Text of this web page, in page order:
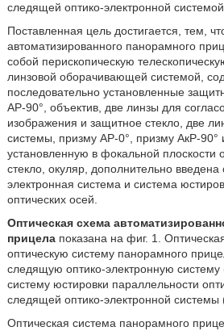
следящей оптико-электронной системой.
Поставленная цель достигается, тем,
автоматизированного панорамного
собой перископическую
линзовой оборачивающей системой,
последовательно установленные
АР-90°, объектив, две линзы для
изображения и защитное стекло, две
системы, призму АР-0°, призму АкР-90°
установленную в фокальной плоскости
стекло, окуляр, дополнительно
электронная система и система
оптических осей.
Оптическая схема
прицелапоказана на фиг. 1.
оптическую систему панорамного
следящую оптико-электронную
систему юстировки параллельности
следящей оптико-электронной системы
Оптическая система панорамного